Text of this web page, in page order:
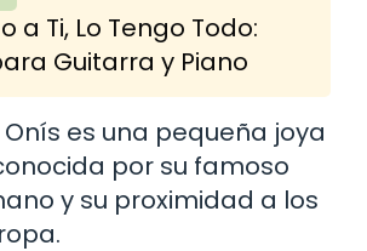
a Ti, Lo Tengo Todo:
Guitarra y Piano
es una pequeña joya
por su famoso
y su proximidad a los